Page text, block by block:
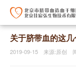
关于脐带血的这
2019-09-15 来源:原创